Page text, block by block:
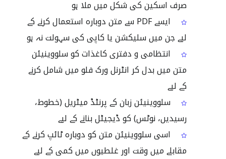
صرف اسکین کی شکل میں ملا ہو
ایسے PDF سے متن دوبارہ استعمال کرنے کے
لیے جن میں سلیکشن یا کاپی کی سہولت نہ ہو
انتظامی و دفتری کاغذات کو سلووینیئن
متن میں بدل کر انٹرنل ورک فلو میں شامل کرنے
کے لیے
سلووینیئن زبان کے پرنٹڈ میٹریل (خطوط،
رسیدیں، نوٹس) کو ڈیجیٹل بنانے کے لیے
اسی سلووینیئن متن کو دوبارہ ٹائپ کرنے کے
مقابلے میں وقت اور غلطیوں میں کمی کے لیے